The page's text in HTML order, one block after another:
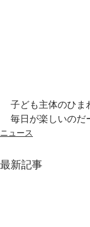
子ども主体のひま
毎日が楽しいの
ニュース
最新記事